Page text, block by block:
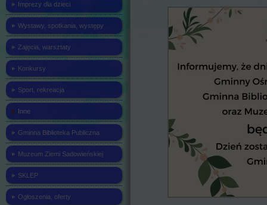
Imprezy dla dzieci
Wystawy, spotkania, występy
Zajęcia, warsztaty
Konkursy
Sport, rekreacja
Inne
Gminna Biblioteka Publiczna
Muzeum Ziemi Sadowieńskiej
SKLEP
Ogłoszenia, oferty